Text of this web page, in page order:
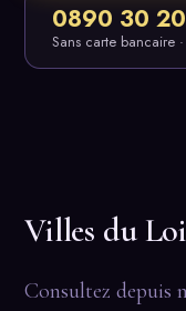
0890 30
Sans carte bancaire
Villes du
Consultez depuis